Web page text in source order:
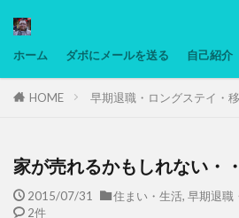
ホーム ダボにメールを送る 自己紹介
HOME 早期退職・ロングステイ・
家が売れるかもしれない・・
2015/07/31 住まい・生活, 早期退職
2件
タグ
マレーシア動画
ヨーグルト